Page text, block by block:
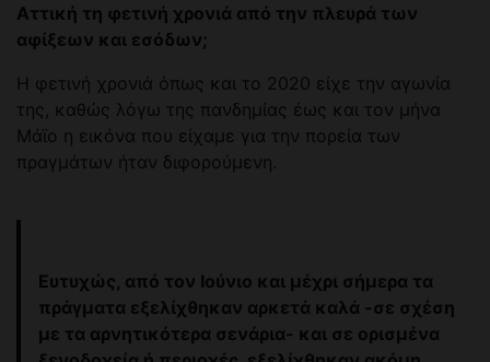
Αττική τη φετινή χρονιά από την πλευρά των
αφίξεων και εσόδων;
Η φετινή χρονιά όπως και το 2020 είχε την αγωνία
της, καθώς λόγω της πανδημίας έως και τον μήνα
Μάϊο η εικόνα που είχαμε για την πορεία των
πραγμάτων ήταν διφορούμενη.
Ευτυχώς, από τον Ιούνιο και μέχρι σήμερα τα
πράγματα εξελίχθηκαν αρκετά καλά -σε σχέση
με τα αρνητικότερα σενάρια- και σε ορισμένα